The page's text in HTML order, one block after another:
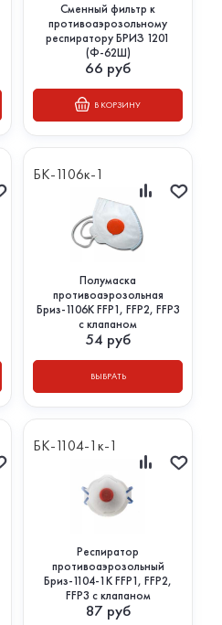
Сменный фильтр к
противоаэрозольному
респиратору БРИЗ 1201
(Ф-62Ш)
66 руб
В КОРЗИНУ
БК-1106к-1
Полумаска
противоаэрозольная
Бриз-1106К FFP1, FFP2, FFP3
с клапаном
54 руб
ВЫБРАТЬ
БК-1104-1к-1
Респиратор
противоаэрозольный
Бриз-1104-1К FFP1, FFP2,
FFP3 с клапаном
87 руб